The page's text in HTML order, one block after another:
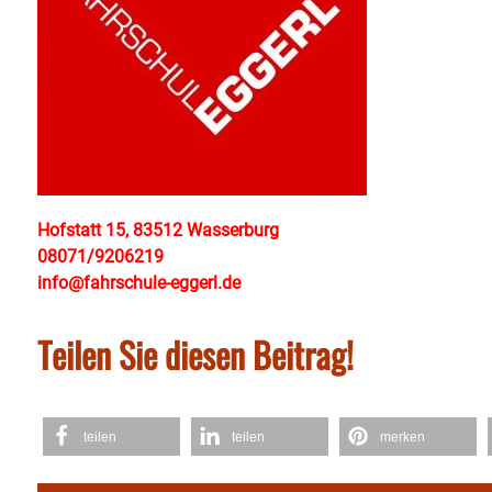
Hofstatt 15, 83512 Wasserburg
08071/9206219
info@fahrschule-eggerl.de
Teilen Sie diesen Beitrag!
teilen teilen merken